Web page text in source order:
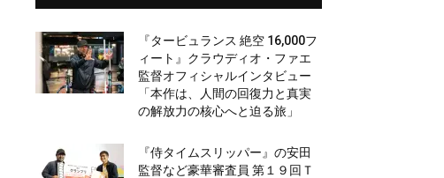
『タービュランス 絶空 16,000フ
ィート』クラウディオ・ファエ
監督オフィシャルインタビュー
「本作は、人間の回復力と真実
の解放力の核心へと迫る旅」
『侍タイムスリッパー』の安田
監督など豪華審査員 第１９回Ｔ